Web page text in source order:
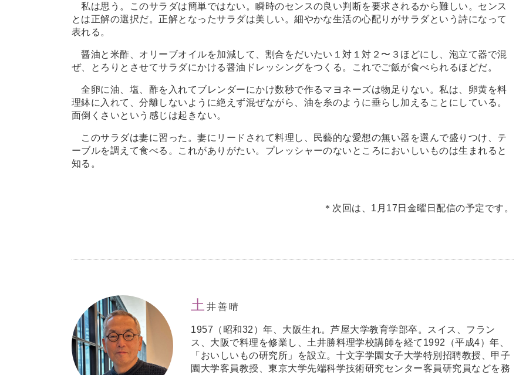
私は思う。このサラダは簡単ではない。瞬時のセンスの良い判断を要求されるから難しい。センス
とは正解の選択だ。正解となったサラダは美しい。細やかな生活の心配りがサラダという詩になって
表れる。
醤油と米酢、オリーブオイルを加減して、割合をだいたい１対１対２〜３ほどにし、泡立て器で混
ぜ、とろりとさせてサラダにかける醤油ドレッシングをつくる。これでご飯が食べられるほどだ。
全卵に油、塩、酢を入れてブレンダーにかけ数秒で作るマヨネーズは物足りない。私は、卵黄を料
理鉢に入れて、分離しないように絶えず混ぜながら、油を糸のように垂らし加えることにしている。
面倒くさいという感じは起きない。
このサラダは妻に習った。妻にリードされて料理し、民藝的な愛想の無い器を選んで盛りつけ、テ
ーブルを調えて食べる。これがありがたい。プレッシャーのないところにおいしいものは生まれると
知る。
＊次回は、1月17日金曜日配信の予定です。
土井善晴
1957（昭和32）年、大阪生れ。芦屋大学教育学部卒。スイス、フラン
ス、大阪で料理を修業し、土井勝料理学校講師を経て1992（平成4）年、
「おいしいもの研究所」を設立。十文字学園女子大学特別招聘教授、甲子
園大学客員教授、東京大学先端科学技術研究センター客員研究員などを務